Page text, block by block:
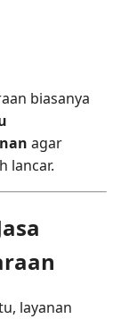
biasanya
agar
lancar.
layanan